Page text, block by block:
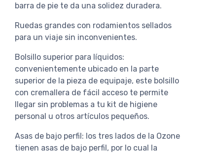
barra de pie te da una solidez duradera.
Ruedas grandes con rodamientos sellados
para un viaje sin inconvenientes.
Bolsillo superior para líquidos:
convenientemente ubicado en la parte
superior de la pieza de equipaje, este bolsillo
con cremallera de fácil acceso te permite
llegar sin problemas a tu kit de higiene
personal u otros artículos pequeños.
Asas de bajo perfil: los tres lados de la Ozone
tienen asas de bajo perfil, por lo cual la